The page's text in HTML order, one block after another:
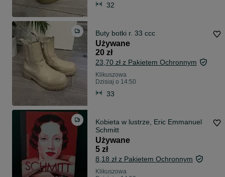
32
Buty botki r. 33 ccc
Używane
20 zł
23,70 zł z Pakietem Ochronnym
Klikuszowa
Dzisiaj o 14:50
33
Kobieta w lustrze, Eric Emmanuel
Schmitt
Używane
5 zł
8,18 zł z Pakietem Ochronnym
Klikuszowa